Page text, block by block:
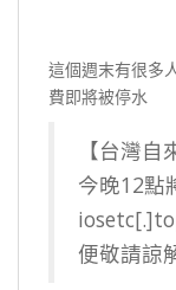
這個週末有很多
費即將被停水
【台灣
今晚12點
便敬請諒